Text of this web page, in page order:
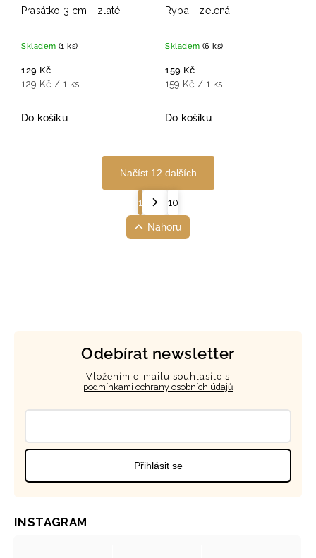
Prasátko 3 cm - zlaté
Skladem (1 ks)
129 Kč
129 Kč / 1 ks
Do košíku
Ryba - zelená
Skladem (6 ks)
159 Kč
159 Kč / 1 ks
Do košíku
Načíst 12 dalších
1 10
Nahoru
Odebírat newsletter
Vložením e-mailu souhlasíte s
podmínkami ochrany osobních údajů
Přihlásit se
INSTAGRAM